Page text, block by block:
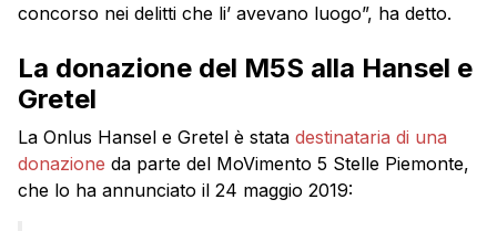
concorso nei delitti che li’ avevano luogo”, ha detto.
La donazione del M5S alla Hansel e
Gretel
La Onlus Hansel e Gretel è stata destinataria di una
donazione da parte del MoVimento 5 Stelle Piemonte,
che lo ha annunciato il 24 maggio 2019: